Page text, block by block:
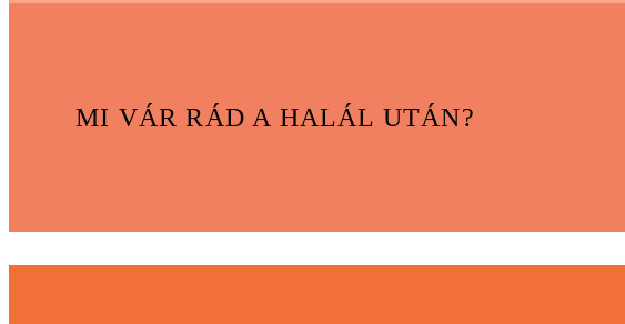
MI VÁR RÁD A HALÁL UTÁN?